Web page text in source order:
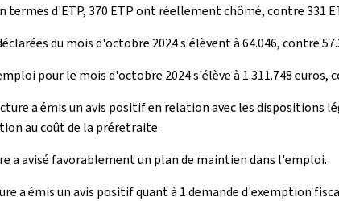
termes d'ETP, 370 ETP ont réellement chômé, contre 331
du mois d'octobre 2024 s'élèvent à 64.046, contre
pour le mois d'octobre 2024 s'élève à 1.311.748 euros,
a émis un avis positif en relation avec les
au coût de la préretraite.
a avisé favorablement un plan de maintien dans l'emploi.
a émis un avis positif quant à 1 demande d'exemption